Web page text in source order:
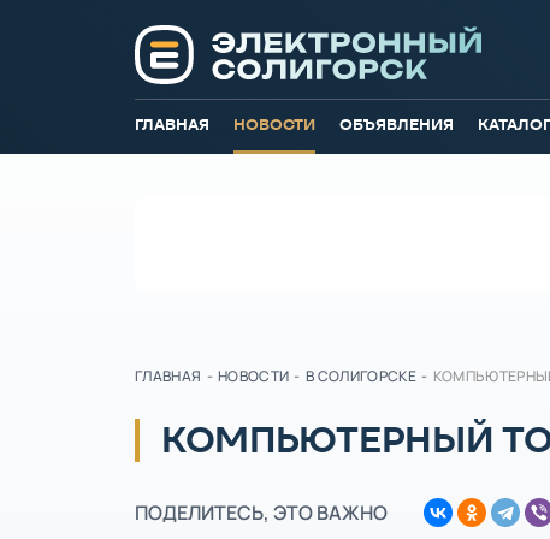
ГЛАВНАЯ НОВОСТИ ОБЪЯВЛЕНИЯ
ГЛАВНАЯ - НОВОСТИ - В СОЛИГОРСКЕ -
КОМПЬЮТЕРНЫЙ
ПОДЕЛИТЕСЬ, ЭТО ВАЖНО